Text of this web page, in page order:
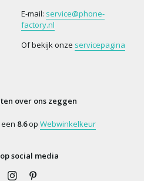
E-mail: service@phone-
factory.nl
Of bekijk onze servicepagina
over ons zeggen
8.6op Webwinkelkeur
social media